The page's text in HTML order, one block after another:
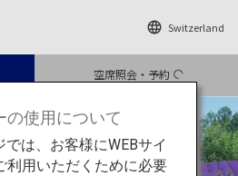
Switzerland
空席照会・予約
の使用について
は、お客様にWEBサイ
利用いただくために必要